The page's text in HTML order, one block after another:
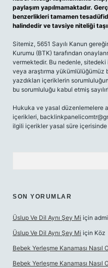
paylaşım yapılmamaktadır.
benzerlikleri tamamen
halindedir ve tavsiye niteliği
Sitemiz, 5651 Sayılı Kanun
Kurumu (BTK) tarafından
vermektedir. Bu nedenle,
veya araştırma yükümlülüğümüz
yazdıkları içeriklerin
bu sorumluluğu kabul etmiş
Hukuka ve yasal düzenlemelere
içerikleri,
ilgili içerikler yasal süre içerisinde
SON YORUMLAR
Üslup Ve Dil Aynı Şey Mi için
Üslup Ve Dil Aynı Şey Mi için Köz
Bebek Yerleşme Kanaması Nasıl
Bebek Yerleşme Kanaması Nasıl